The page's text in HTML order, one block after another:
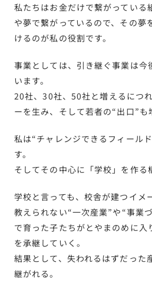
私たちはお金だけで繋がっている
や夢で繋がっているので、その夢
けるのが私の役割です。
事業としては、引き継ぐ事業は今
います。
20社、30社、50社と増えるにつ
ーを生み、そして若者の“出口”も
私は“チャレンジできるフィール
す。
そしてその中心に「学校」を作る
学校と言っても、校舎が建つイメ
教えられない“一次産業”や“事業
で育った子たちがとやまのめに入
を承継していく。
結果として、失われるはずだった
継がれる。